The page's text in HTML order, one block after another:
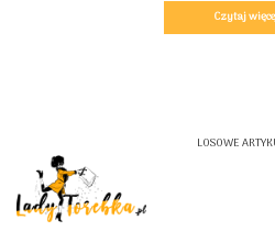
Czytaj
LOSOWE